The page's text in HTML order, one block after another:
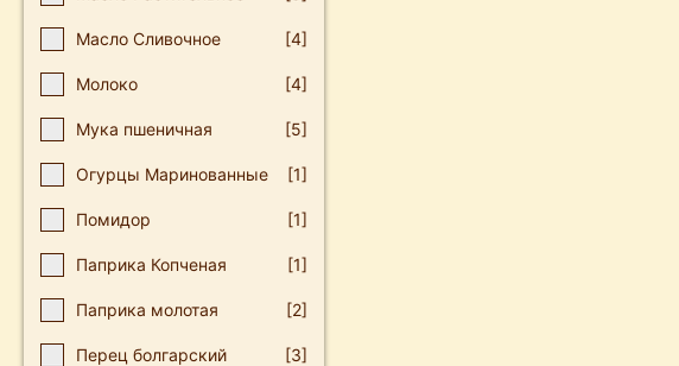
Масло Сливочное [4]
Молоко [4]
Мука пшеничная [5]
Огурцы Маринованные [1]
Пοмидοр [1]
Паприка Копченая [1]
Паприка молотая [2]
Перец болгарский [3]